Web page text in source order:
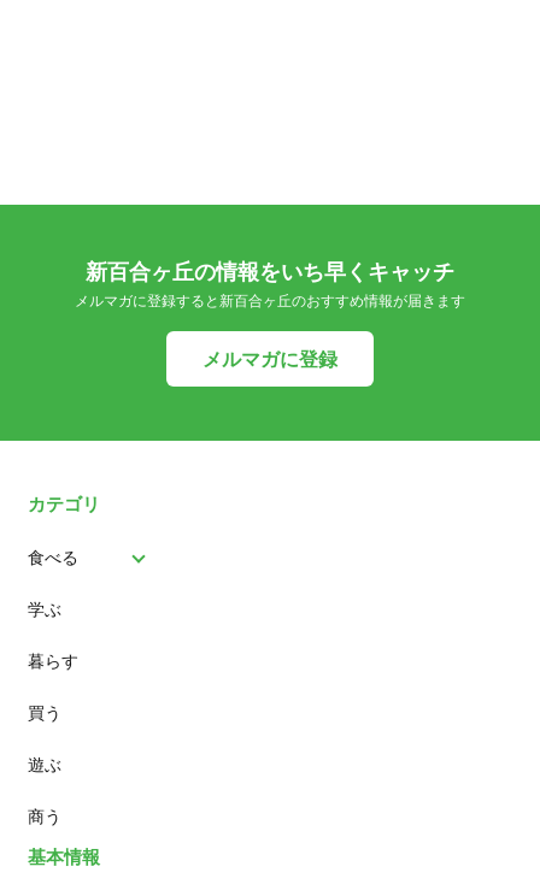
新百合ヶ丘の情報をいち早くキャッチ
メルマガに登録すると新百合ヶ丘のおすすめ情報が届きます
メルマガに登録
カテゴリ
食べる
パン
スイーツ
ランチ
カフェ
学ぶ
暮らす
買う
遊ぶ
商う
基本情報